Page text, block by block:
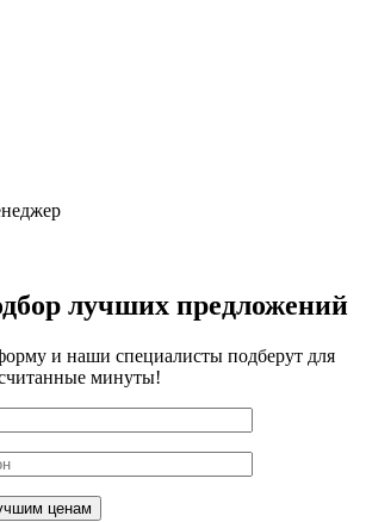
лучших предложений
и наши специалисты подберут для
минуты!